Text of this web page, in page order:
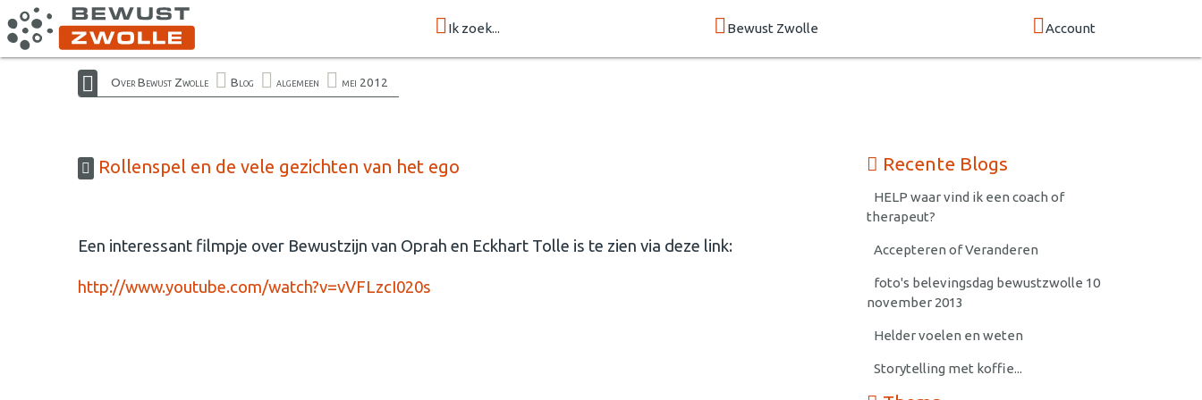
Ik zoek... Bewust Zwolle Account
Over Bewust Zwolle Blog algemeen mei 2012
Rollenspel en de vele gezichten van het ego
Een interessant filmpje over Bewustzijn van Oprah en Eckhart Tolle is te zien via deze link:
http://www.youtube.com/watch?v=vVFLzcI020s
Recente Blogs
HELP waar vind ik een coach of
therapeut?
Accepteren of Veranderen
foto's belevingsdag bewustzwolle 10
november 2013
Helder voelen en weten
Storytelling met koffie...